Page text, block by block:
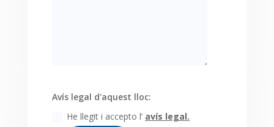
Avís legal d'aquest lloc:
He llegit i accepto l’ avís legal.